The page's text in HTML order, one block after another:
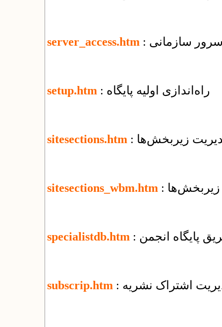
server_access.htm سرور سازمانی
setup.htm : راه‌اندازی اولیه پایگاه
sitesections.htm زیربخش‌ها
sitesections_wbm.htm زیربخش‌ها
specialistdb.htm پایگاه انجمن
subscrip.htm اشتراک نشریه